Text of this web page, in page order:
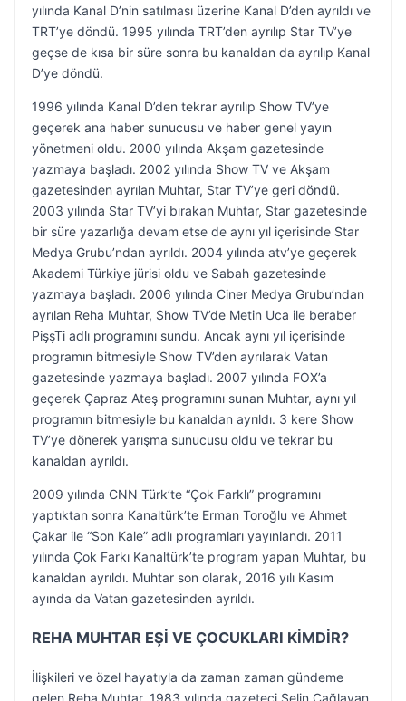
yılında Kanal D’nin satılması üzerine Kanal D’den ayrıldı ve
TRT’ye döndü. 1995 yılında TRT’den ayrılıp Star TV’ye
geçse de kısa bir süre sonra bu kanaldan da ayrılıp Kanal
D’ye döndü.
1996 yılında Kanal D’den tekrar ayrılıp Show TV’ye
geçerek ana haber sunucusu ve haber genel yayın
yönetmeni oldu. 2000 yılında Akşam gazetesinde
yazmaya başladı. 2002 yılında Show TV ve Akşam
gazetesinden ayrılan Muhtar, Star TV’ye geri döndü.
2003 yılında Star TV’yi bırakan Muhtar, Star gazetesinde
bir süre yazarlığa devam etse de aynı yıl içerisinde Star
Medya Grubu’ndan ayrıldı. 2004 yılında atv’ye geçerek
Akademi Türkiye jürisi oldu ve Sabah gazetesinde
yazmaya başladı. 2006 yılında Ciner Medya Grubu’ndan
ayrılan Reha Muhtar, Show TV’de Metin Uca ile beraber
PişşTi adlı programını sundu. Ancak aynı yıl içerisinde
programın bitmesiyle Show TV’den ayrılarak Vatan
gazetesinde yazmaya başladı. 2007 yılında FOX’a
geçerek Çapraz Ateş programını sunan Muhtar, aynı yıl
programın bitmesiyle bu kanaldan ayrıldı. 3 kere Show
TV’ye dönerek yarışma sunucusu oldu ve tekrar bu
kanaldan ayrıldı.
2009 yılında CNN Türk’te “Çok Farklı” programını
yaptıktan sonra Kanaltürk’te Erman Toroğlu ve Ahmet
Çakar ile “Son Kale” adlı programları yayınlandı. 2011
yılında Çok Farkı Kanaltürk’te program yapan Muhtar, bu
kanaldan ayrıldı. Muhtar son olarak, 2016 yılı Kasım
ayında da Vatan gazetesinden ayrıldı.
REHA MUHTAR EŞİ VE ÇOCUKLARI KİMDİR?
İlişkileri ve özel hayatıyla da zaman zaman gündeme
gelen Reha Muhtar, 1983 yılında gazeteci Selin Çağlayan